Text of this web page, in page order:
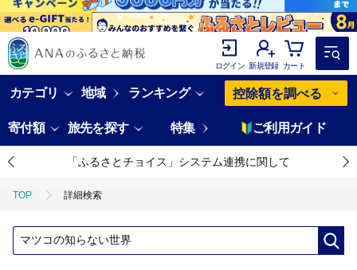
ログイン 新規登録 カート
カテゴリ 地域 ランキング 控除額を調べる
寄付額 旅先を探す 特集 ご利用ガイド
「ふるさとチョイス」システム連携に関して
TOP 詳細検索